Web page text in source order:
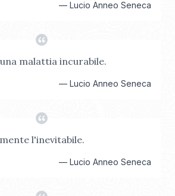
— Lucio Anneo Seneca
malattia incurabile.
— Lucio Anneo Seneca
l'inevitabile.
— Lucio Anneo Seneca